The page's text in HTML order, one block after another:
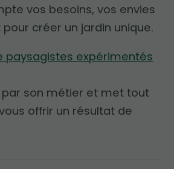
vos besoins, vos envies
créer un jardin unique.
paysagistes expérimentés
son métier et met tout
offrir un résultat de